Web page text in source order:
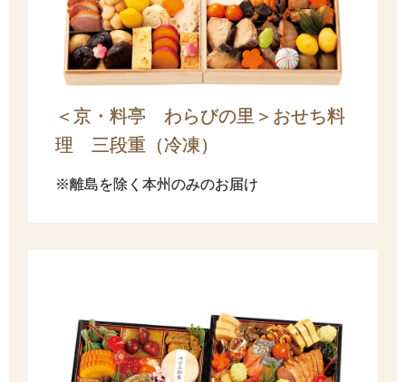
＜京・料亭 わらびの里＞おせち料
理 三段重（冷凍）
※離島を除く本州のみのお届け